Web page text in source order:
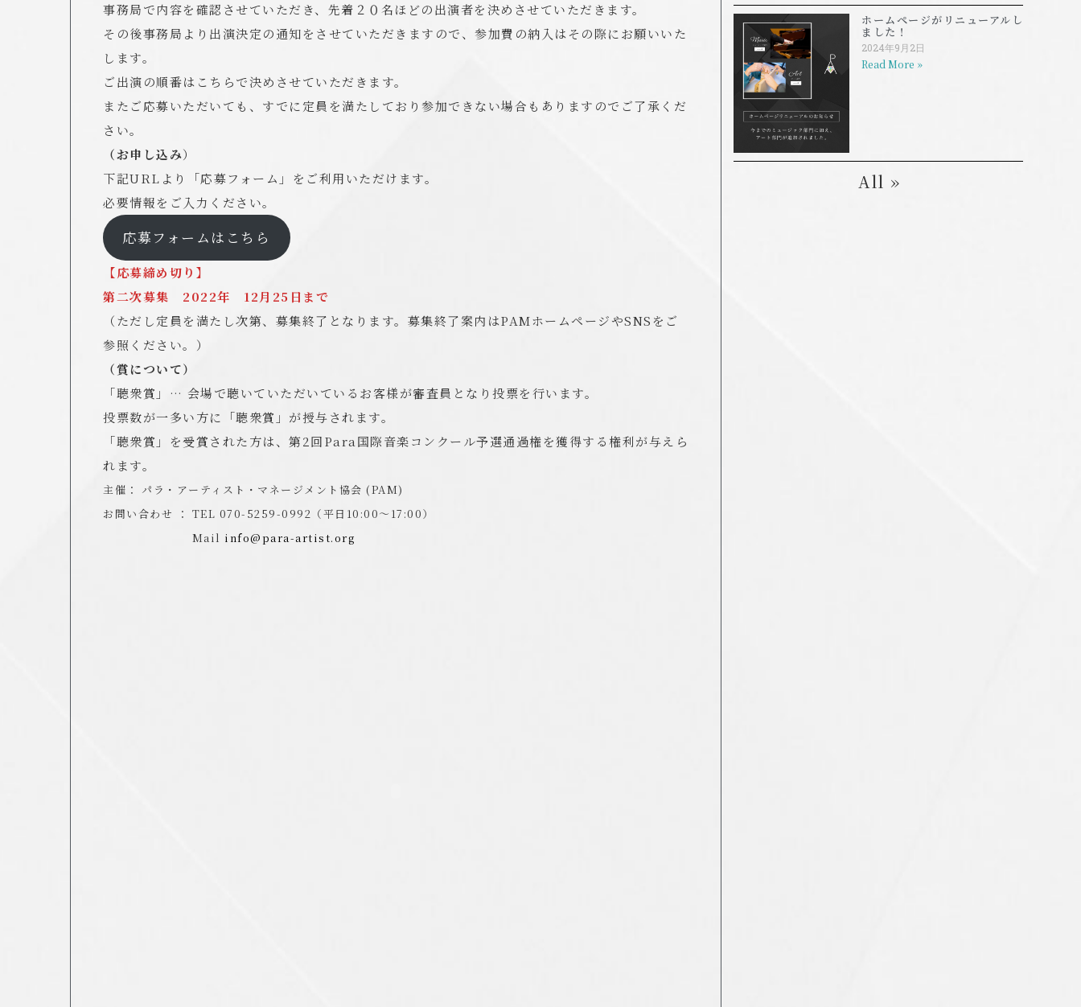
事務局で内容を確認させていただき、先着２０名ほどの出演者を決めさせていただきます。
その後事務局より出演決定の通知をさせていただきますので、参加費の納入はその際にお願いいた
します。
ご出演の順番はこちらで決めさせていただきます。
またご応募いただいても、すでに定員を満たしており参加できない場合もありますのでご了承くだ
さい。
（お申し込み）
下記URLより「応募フォーム」をご利用いただけます。
必要情報をご入力ください。
応募フォームはこちら
【応募締め切り】
第二次募集
2022年 12月25日まで
（ただし定員を満たし次第、募集終了となります。募集終了案内はPAMホームページやSNSをご
参照ください。）
（賞について）
「聴衆賞」… 会場で聴いていただいているお客様が審査員となり投票を行います。
投票数が一多い方に「聴衆賞」が授与されます。
「聴衆賞」を受賞された方は、第2回Para国際音楽コンクール予選通過権を獲得する権利が与えら
れます。
主催： パラ・アーティスト・マネージメント協会 (PAM)
お問い合わせ ： TEL 070-5259-0992（平日10:00～17:00）
Mail info@para-artist.org
ホームページがリニューアルし
ました！
2024年9月2日
Read More »
All »